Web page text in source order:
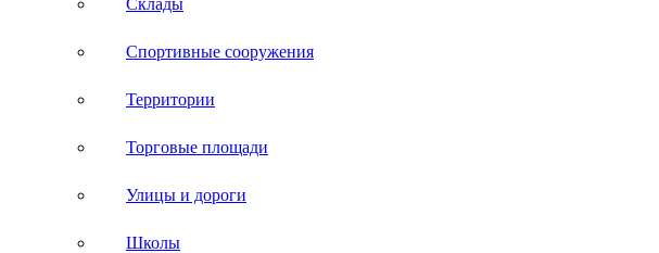
Склады
Спортивные сооружения
Территории
Торговые площади
Улицы и дороги
Школы